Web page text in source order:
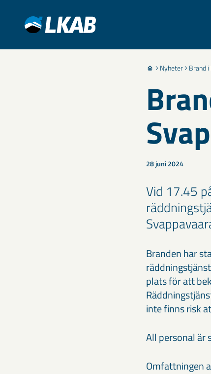
Nyheter Brand
28 juni 2024
Vid 17.45
Branden har
plats för att
inte finns risk
All personal är
Omfattningen